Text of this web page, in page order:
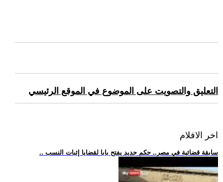
التعليق والتصويت على الموضوع في الموقع الرئيسي
اخر الافلام
.. سابقة قضائية في مصر.. حكم جديد يفتح بابا لقضايا إثبات النسب